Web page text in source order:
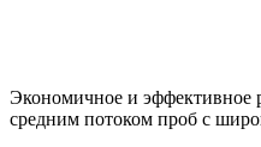
Экономичное и эффективное
средним потоком проб с